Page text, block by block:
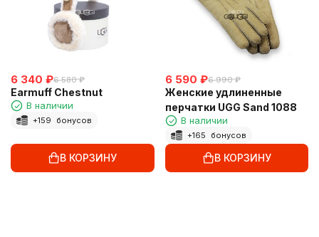
6 340 ₽6 580 ₽
Earmuff Chestnut
В наличии
+159 бонусов
В КОРЗИНУ
6 590 ₽6 990 ₽
Женские удлиненные
перчатки UGG Sand 1088
В наличии
+165 бонусов
В КОРЗИНУ